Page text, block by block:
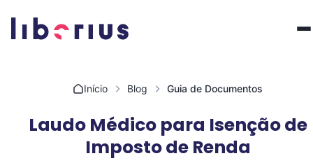
Início Blog Guia de Documentos
Laudo Médico para Isenção de
Imposto de Renda